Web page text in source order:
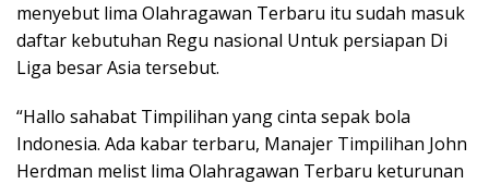
menyebut lima Olahragawan Terbaru itu sudah masuk
daftar kebutuhan Regu nasional Untuk persiapan Di
Liga besar Asia tersebut.
“Hallo sahabat Timpilihan yang cinta sepak bola
Indonesia. Ada kabar terbaru, Manajer Timpilihan John
Herdman melist lima Olahragawan Terbaru keturunan